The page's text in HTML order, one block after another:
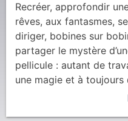
Recréer, approfondir
rêves, aux fantasmes,
diriger, bobines sur
partager le mystère
pellicule : autant de
une magie et à